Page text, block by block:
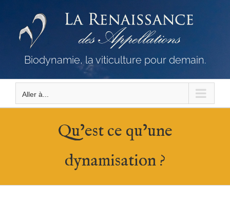
contenu
Biodynamie, la viticulture pour demain.
Aller à...
Qu’est ce qu’une
dynamisation ?